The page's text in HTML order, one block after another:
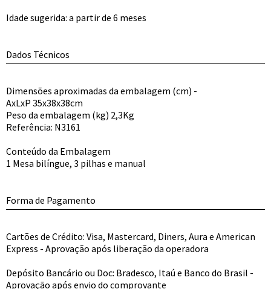
Idade sugerida: a partir de 6 meses
Dados Técnicos
Dimensões aproximadas da embalagem (cm) -
AxLxP 35x38x38cm
Peso da embalagem (kg) 2,3Kg
Referência: N3161
Conteúdo da Embalagem
1 Mesa bilíngue, 3 pilhas e manual
Forma de Pagamento
Cartões de Crédito: Visa, Mastercard, Diners, Aura e American
Express - Aprovação após liberação da operadora
Depósito Bancário ou Doc: Bradesco, Itaú e Banco do Brasil -
Aprovação após envio do comprovante